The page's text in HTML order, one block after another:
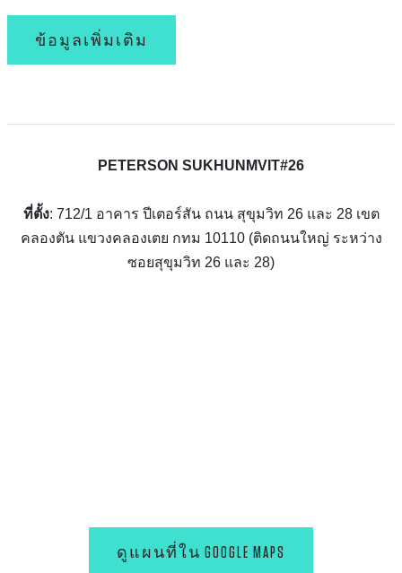
ข้อมูลเพิ่มเติม
PETERSON SUKHUNMVIT#26
ที่ตั้ง: 712/1 อาคาร ปีเตอร์สัน ถนน สุขุมวิท 26 และ 28 เขต
คลองตัน แขวงคลองเตย กทม 10110 (ติดถนนใหญ่ ระหว่าง
ซอยสุขุมวิท 26 และ 28)
ดูแผนที่ใน GOOGLE MAPS